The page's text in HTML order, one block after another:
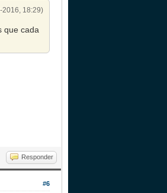
2016, 18:29)
que cada
Responder
#6